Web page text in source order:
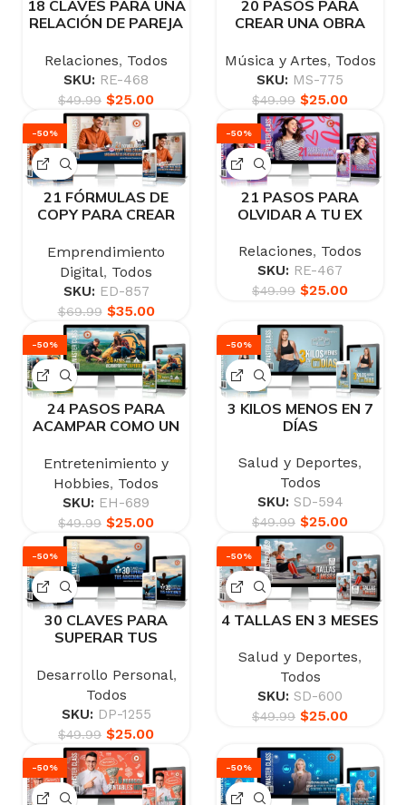
18 CLAVES PARA UNA
RELACIÓN DE PAREJA
ESTABLE
Relaciones, Todos
SKU: RE-468
$49.99 $25.00
20 PASOS PARA
CREAR UNA OBRA
Música y Artes, Todos
SKU: MS-775
$49.99 $25.00
-50%
21 FÓRMULAS DE
COPY PARA CREAR
PERSUASIVOS
Emprendimiento
Digital, Todos
SKU: ED-857
$69.99 $35.00
-50%
21 PASOS PARA
OLVIDAR A TU EX
Relaciones, Todos
SKU: RE-467
$49.99 $25.00
-50%
24 PASOS PARA
ACAMPAR COMO UN
Entretenimiento y
Hobbies, Todos
SKU: EH-689
$49.99 $25.00
-50%
3 KILOS MENOS EN 7
DÍAS
Salud y Deportes,
Todos
SKU: SD-594
$49.99 $25.00
-50%
30 CLAVES PARA
SUPERAR TUS
Desarrollo Personal,
Todos
SKU: DP-1255
$49.99 $25.00
-50%
4 TALLAS EN 3 MESES
Salud y Deportes,
Todos
SKU: SD-600
$49.99 $25.00
-50% -50%